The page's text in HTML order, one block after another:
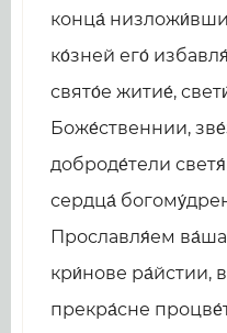
конца́
ко́зней его́
свято́е житие́,
Боже́ственнии,
доброде́тели
сердца́
Прославля́ем ва́ша
кри́нове ра́йстии,
прекра́сне